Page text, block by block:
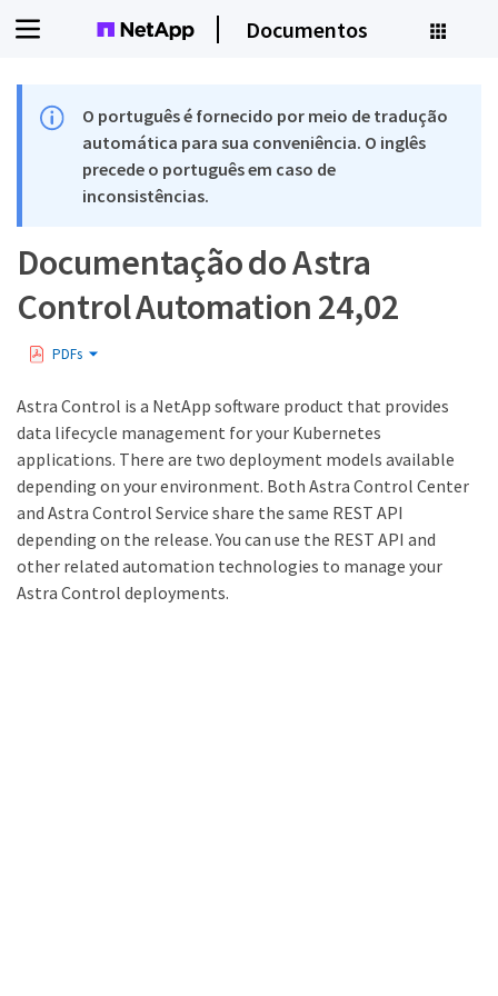
Documentos
O português é fornecido por meio de tradução
automática para sua conveniência. O inglês
precede o português em caso de
inconsistências.
Documentação do Astra
Control Automation 24,02
PDFs
Astra Control is a NetApp software product that provides
data lifecycle management for your Kubernetes
applications. There are two deployment models available
depending on your environment. Both Astra Control Center
and Astra Control Service share the same REST API
depending on the release. You can use the REST API and
other related automation technologies to manage your
Astra Control deployments.